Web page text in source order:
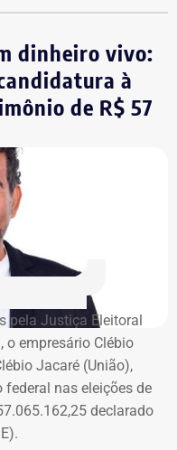
dinheiro vivo:
à
de R$ 57
pela Justiça Eleitoral
o empresário Clébio
Jacaré (União),
nas eleições de
declarado